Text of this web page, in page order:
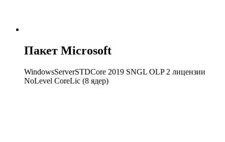
Пакет Microsoft
WindowsServerSTDCore 2019 SNGL OLP 2 лицензии
NoLevel CoreLic (8 ядер)